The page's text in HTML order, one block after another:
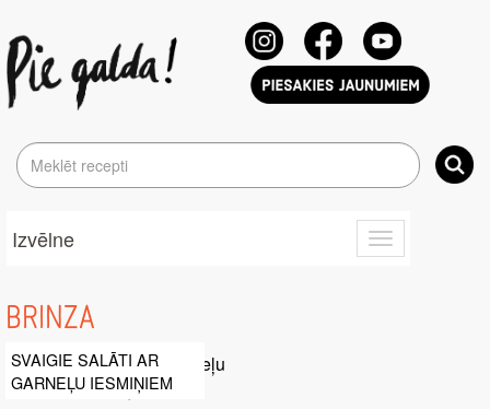
Toggle
navigation
Izvēlne
BRINZA
SVAIGIE SALĀTI AR
GARNEĻU IESMIŅIEM